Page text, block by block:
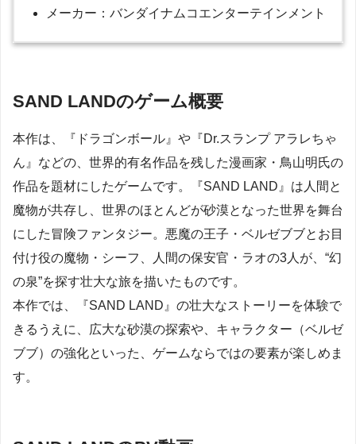
メーカー： バンダイナムコエンターテインメント
SAND LANDのゲーム概要
本作は、『ドラゴンボール』や『Dr.スランプ アラレちゃ
ん』などの、世界的有名作品を残した漫画家・鳥山明氏の
作品を題材にしたゲームです。『SAND LAND』は人間と
魔物が共存し、世界のほとんどが砂漠となった世界を舞台
にした冒険ファンタジー。悪魔の王子・ベルゼブブとお目
付け役の魔物・シーフ、人間の保安官・ラオの3人が、“幻
の泉”を探す壮大な旅を描いたものです。
本作では、『SAND LAND』の壮大なストーリーを体験で
きるうえに、広大な砂漠の探索や、キャラクター（ベルゼ
ブブ）の強化といった、ゲームならではの要素が楽しめま
す。